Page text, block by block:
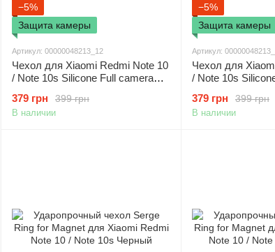
−5%
Защита камеры
Артикул: 00000048213_12
Чехол для Xiaomi Redmi Note 10
/ Note 10s Silicone Full camera
Midnight blue399 грн
379 грн
В наличии
−5%
Защита камеры
Артикул:
Чехол для
/ Note 10s
Фиолетовый /399 грн
379 грн
В наличии